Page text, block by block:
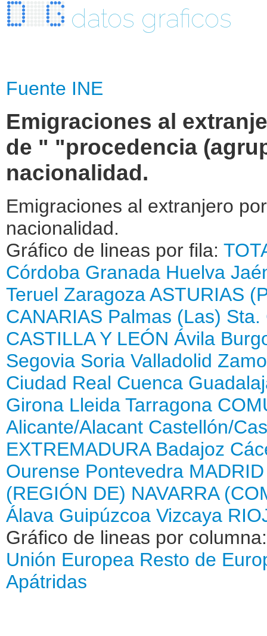
datos graficos
Fuente INE
Emigraciones al
de " "procedencia
nacionalidad.
Emigraciones al extranjero
nacionalidad.
Gráfico de lineas por fila:
Córdoba Granada Huelva
Teruel ZaragozaASTURIAS
CANARIAS Palmas (Las) Sta.
CASTILLA Y LEÓN Ávila
Segovia Soria Valladolid
Ciudad Real Cuenca
Girona Lleida Tarragona
Alicante/Alacant Castellón/
EXTREMADURA Badajoz
Ourense Pontevedra
(REGIÓN DE) NAVARRA
Álava Guipúzcoa Vizcaya
Gráfico de lineas por
Unión Europea Resto de
Apátridas